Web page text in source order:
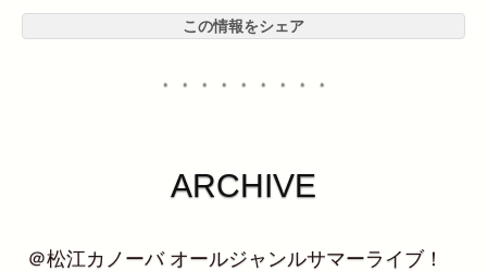
この情報をシェア
・・・・・・・・・
ARCHIVE
＠松江カノーバ オールジャンルサマーライブ！